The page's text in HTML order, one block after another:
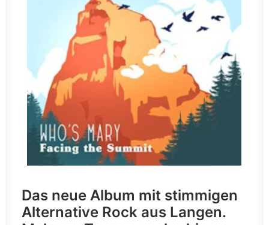
Das neue Album mit stimmigen
Alternative Rock aus Langen.